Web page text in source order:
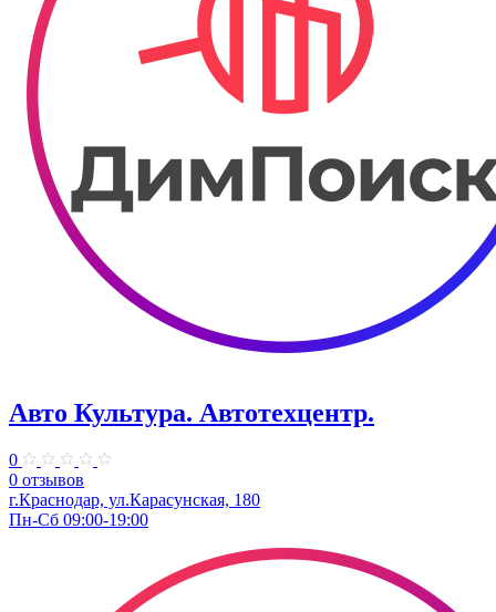
Авто Культура. ​Автотехцентр.
0
0 отзывов
​г.Краснодар, ул.Карасунская, 180
Пн-Сб 09:00-19:00